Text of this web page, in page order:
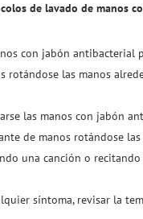
de lavado de manos
con jabón antibacterial
rotándose las manos
las manos con jabón
de manos rotándose
una canción o
síntoma, revisar la